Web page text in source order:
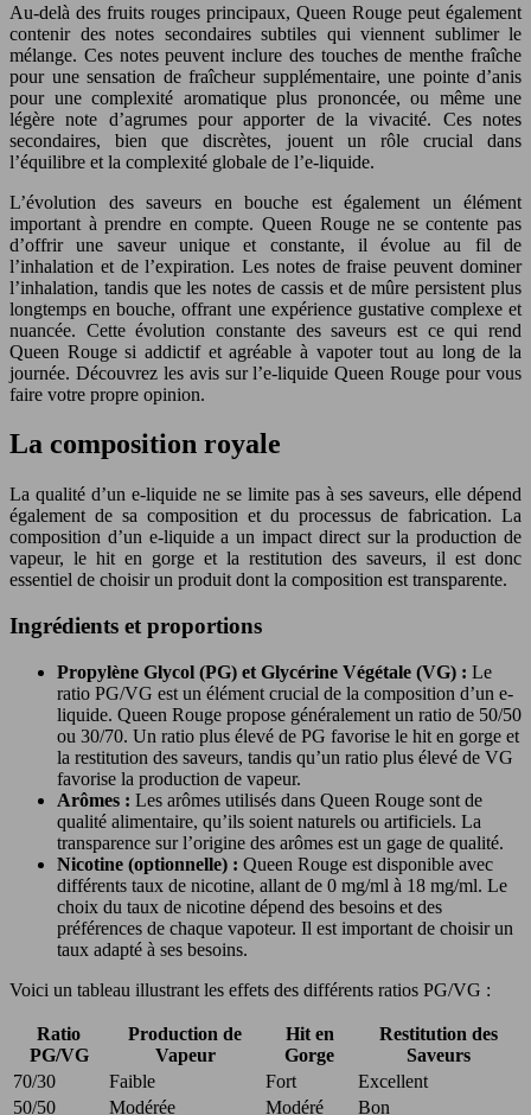
Au-delà des fruits rouges principaux, Queen Rouge peut également
contenir des notes secondaires subtiles qui viennent sublimer le
mélange. Ces notes peuvent inclure des touches de menthe fraîche
pour une sensation de fraîcheur supplémentaire, une pointe d’anis
pour une complexité aromatique plus prononcée, ou même une
légère note d’agrumes pour apporter de la vivacité. Ces notes
secondaires, bien que discrètes, jouent un rôle crucial dans
l’équilibre et la complexité globale de l’e-liquide.
L’évolution des saveurs en bouche est également un élément
important à prendre en compte. Queen Rouge ne se contente pas
d’offrir une saveur unique et constante, il évolue au fil de
l’inhalation et de l’expiration. Les notes de fraise peuvent dominer
l’inhalation, tandis que les notes de cassis et de mûre persistent plus
longtemps en bouche, offrant une expérience gustative complexe et
nuancée. Cette évolution constante des saveurs est ce qui rend
Queen Rouge si addictif et agréable à vapoter tout au long de la
journée. Découvrez les avis sur l’e-liquide Queen Rouge pour vous
faire votre propre opinion.
La composition royale
La qualité d’un e-liquide ne se limite pas à ses saveurs, elle dépend
également de sa composition et du processus de fabrication. La
composition d’un e-liquide a un impact direct sur la production de
vapeur, le hit en gorge et la restitution des saveurs, il est donc
essentiel de choisir un produit dont la composition est transparente.
Ingrédients et proportions
Propylène Glycol (PG) et Glycérine Végétale (VG) : Le
ratio PG/VG est un élément crucial de la composition d’un e-
liquide. Queen Rouge propose généralement un ratio de 50/50
ou 30/70. Un ratio plus élevé de PG favorise le hit en gorge et
la restitution des saveurs, tandis qu’un ratio plus élevé de VG
favorise la production de vapeur.
Arômes : Les arômes utilisés dans Queen Rouge sont de
qualité alimentaire, qu’ils soient naturels ou artificiels. La
transparence sur l’origine des arômes est un gage de qualité.
Nicotine (optionnelle) : Queen Rouge est disponible avec
différents taux de nicotine, allant de 0 mg/ml à 18 mg/ml. Le
choix du taux de nicotine dépend des besoins et des
préférences de chaque vapoteur. Il est important de choisir un
taux adapté à ses besoins.
Voici un tableau illustrant les effets des différents ratios PG/VG :
Ratio
PG/VG
Production de
Vapeur
Hit en
Gorge
Restitution des
Saveurs
70/30
Faible Fort
Excellent
50/50
Modérée Modéré Bon